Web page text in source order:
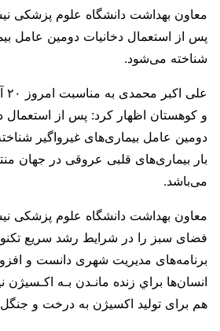
معاون بهداشت دانشگاه علوم پزشکی
پس از استعمال دخانیات دومین عامل
شناخته می‌شود.
و کوهستان اظهار کرد: پس از استعمال
دومین عامل بیماری‌های غیرواگیر
بار بیماری‌های قلبی عروقی در جهان
می‌باشد.
معاون بهداشت دانشگاه علوم پزشکی
فضای سبز را در شرایط رشد سریع
برنامه‌های مدیریت شهری دانست و
انسان‌ها براي زنده مانـدن بـه
هم برای تولید اکسیژن به درخت و